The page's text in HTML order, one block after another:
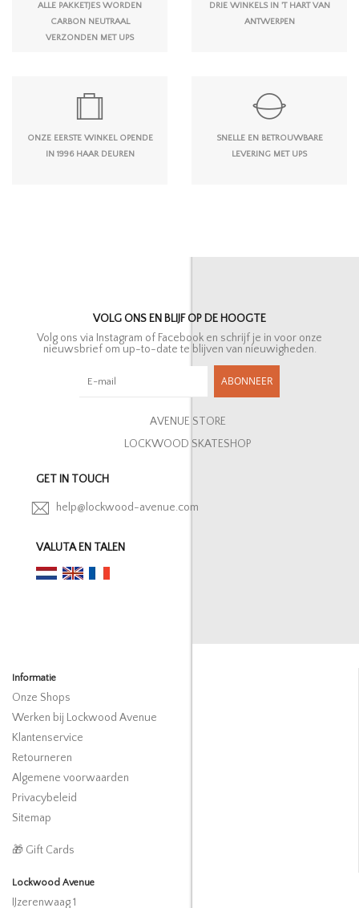
ALLE PAKKETJES WORDEN
CARBON NEUTRAAL
VERZONDEN MET UPS
DRIE WINKELS IN 'T HART VAN
ANTWERPEN
ONZE EERSTE WINKEL OPENDE
IN 1996 HAAR DEUREN
SNELLE EN BETROUWBARE
LEVERING MET UPS
VOLG ONS EN BLIJF OP DE HOOGTE
Volg ons via Instagram of Facebook en schrijf je in voor onze
nieuwsbrief om up-to-date te blijven van nieuwigheden.
ABONNEER
AVENUE STORE
LOCKWOOD SKATESHOP
GET IN TOUCH
help@lockwood-avenue.com
VALUTA EN TALEN
Informatie
Onze Shops
Werken bij Lockwood Avenue
Klantenservice
Retourneren
Algemene voorwaarden
Privacybeleid
Sitemap
🎁 Gift Cards
Lockwood Avenue
IJzerenwaag 1